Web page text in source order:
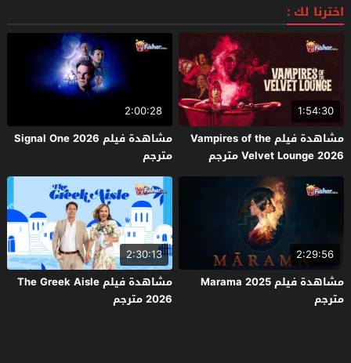
اخترنا لك :
1:54:30
مشاهدة فيلم Vampires of the
Velvet Lounge 2026 مترجم
2:00:28
مشاهدة فيلم Signal One 2026
مترجم
2:29:56
مشاهدة فيلم Marama 2025
مترجم
2:30:13
مشاهدة فيلم The Greek Aisle
2026 مترجم